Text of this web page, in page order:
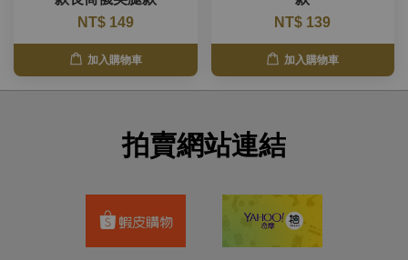
NT$ 149
加入購物車
NT$ 139
加入購物車
拍賣網站連結